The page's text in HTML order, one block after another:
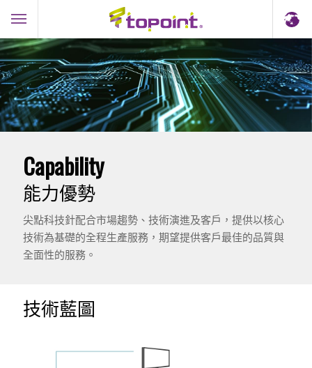
Capability
能力優勢
尖點科技針配合市場趨勢、技術演進及客戶，提供以核心
技術為基礎的全程生產服務，期望提供客戶最佳的品質與
全面性的服務。
技術藍圖